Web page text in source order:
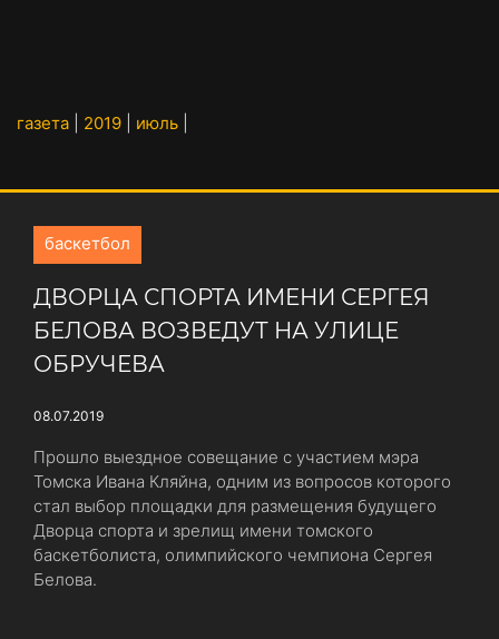
газета 2019 июль
баскетбол
ДВОРЦА СПОРТА ИМЕНИ СЕРГЕЯ
БЕЛОВА ВОЗВЕДУТ НА УЛИЦЕ
ОБРУЧЕВА
08.07.2019
Прошло выездное совещание с участием мэра
Томска Ивана Кляйна, одним из вопросов которого
стал выбор площадки для размещения будущего
Дворца спорта и зрелищ имени томского
баскетболиста, олимпийского чемпиона Сергея
Белова.